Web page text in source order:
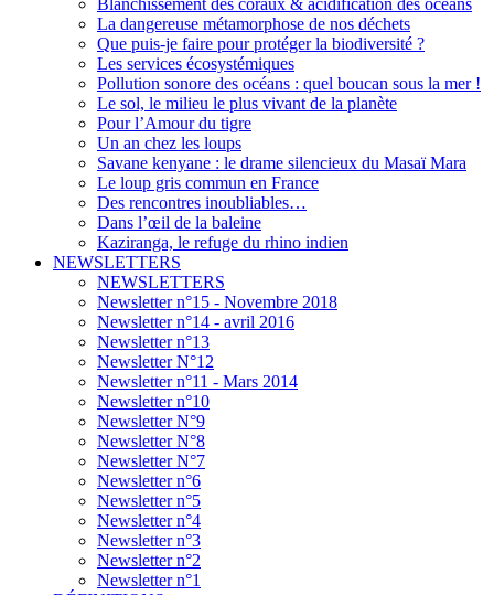
Blanchissement des coraux & acidification des océans
La dangereuse métamorphose de nos déchets
Que puis-je faire pour protéger la biodiversité ?
Les services écosystémiques
Pollution sonore des océans : quel boucan sous la mer !
Le sol, le milieu le plus vivant de la planète
Pour l’Amour du tigre
Un an chez les loups
Savane kenyane : le drame silencieux du Masaï Mara
Le loup gris commun en France
Des rencontres inoubliables…
Dans l’œil de la baleine
Kaziranga, le refuge du rhino indien
NEWSLETTERS
NEWSLETTERS
Newsletter n°15 - Novembre 2018
Newsletter n°14 - avril 2016
Newsletter n°13
Newsletter N°12
Newsletter n°11 - Mars 2014
Newsletter n°10
Newsletter N°9
Newsletter N°8
Newsletter N°7
Newsletter n°6
Newsletter n°5
Newsletter n°4
Newsletter n°3
Newsletter n°2
Newsletter n°1